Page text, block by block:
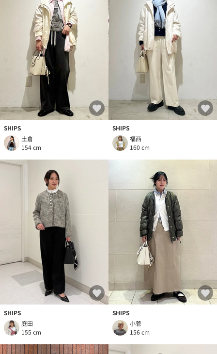
SHIPS
土倉
154 cm
SHIPS
福西
160 cm
SHIPS
庭田
155 cm
SHIPS
小菅
156 cm